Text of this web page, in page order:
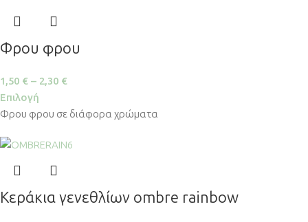
Φρου φρου
1,50 € – 2,30 €
Επιλογή
Φρου φρου σε διάφορα χρώματα
Κεράκια γενεθλίων ombre rainbow